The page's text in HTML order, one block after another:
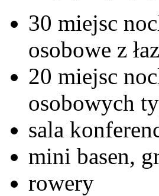
30 miejsc
osobowe z
20 miejsc
osobowych
sala
mini basen,
rowery